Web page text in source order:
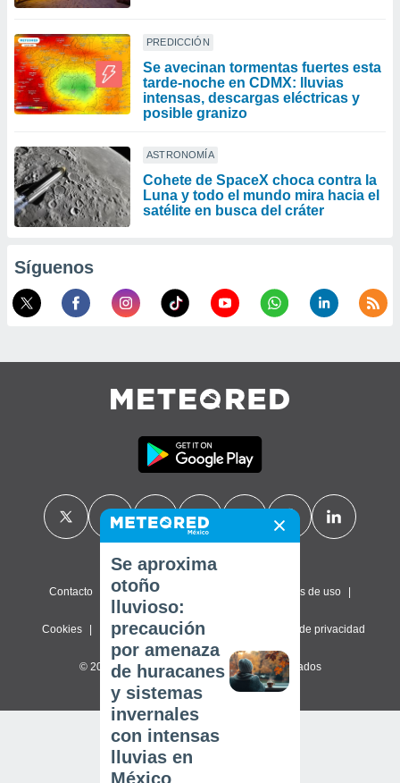
PREDICCIÓN
Se avecinan tormentas fuertes esta
tarde-noche en CDMX: lluvias
intensas, descargas eléctricas y
posible granizo
ASTRONOMÍA
Cohete de SpaceX choca contra la
Luna y todo el mundo mira hacia el
satélite en busca del cráter
Síguenos
Contacto Sobre nosotros Términos de uso
Cookies Política de privacidad Configuración de privacidad
© 2026 Meteored. Todos los derechos reservados
Se aproxima
otoño
lluvioso:
precaución
por amenaza
de huracanes
y sistemas
invernales
con intensas
lluvias en
México